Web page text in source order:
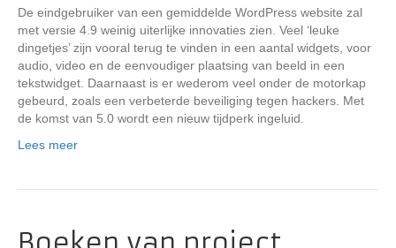
De eindgebruiker van een gemiddelde WordPress website zal
met versie 4.9 weinig uiterlijke innovaties zien. Veel ‘leuke
dingetjes’ zijn vooral terug te vinden in een aantal widgets, voor
audio, video en de eenvoudiger plaatsing van beeld in een
tekstwidget. Daarnaast is er wederom veel onder de motorkap
gebeurd, zoals een verbeterde beveiliging tegen hackers. Met
de komst van 5.0 wordt een nieuw tijdperk ingeluid.
Lees meer